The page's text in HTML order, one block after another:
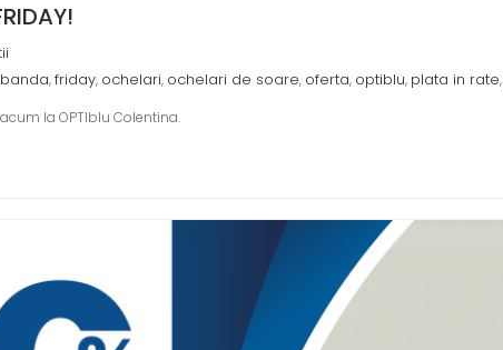
,friday, ochelari, ochelari de soare, oferta, optiblu, plata in rate,
la OPTIblu Colentina.